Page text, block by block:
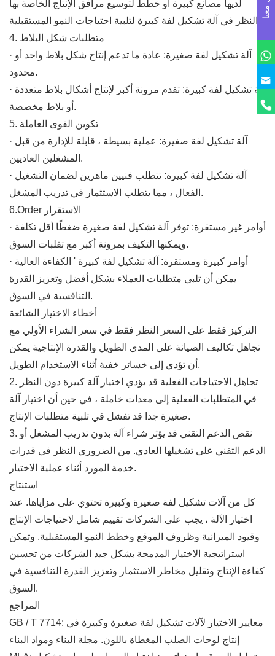
لديها مصانع كبيرة أو خطط لتوسيع مرافق الإنتاج الخاصة بها
4. متطلبات شكل البلاط
· آلة تشكيل لفة صغيرة: عادة ما تدعم إنتاج شكل بلاط واحد أو
محدود.
· آلة تشكيل لفة كبيرة: تقدم مرونة أكبر لإنتاج أشكال بلاط متعددة
أو بلاط مخصصة.
5. تكوين القوى العاملة
· آلة تشكيل لفة صغيرة: عملية بسيطة ، قابلة للإدارة من قبل
المشغلين العاديين.
· آلة تشكيل لفة كبيرة: تتطلب فنيين ماهرين لضمان التشغيل
الفعال ، مما يتطلب الاستثمار في تدريب المشغل.
6.Order الاستقرار
· أوامر غير مستقرة: توفر آلة تشكيل لفة صغيرة ضغطًا أقل تكلفة
ويمكنها التكيف بمرونة أكبر مع تقلبات السوق.
· أوامر كبيرة ومستقرة: آلة تشكيل لفة كبيرة ' الكفاءة العالية
يمكن أن تلبي متطلبات العملاء بشكل أفضل وتعزيز القدرة
التنافسية في السوق.
أخطاء الاختيار الشائعة
التركيز فقط على السعر النظر فقط في سعر الشراء الأولي مع
تجاهل تكاليف الصيانة على المدى الطويل والقدرة الإنتاجية يمكن
أن تؤدي إلى خسائر خفية أثناء الاستخدام الطويل.
2. تجاهل الاحتياجات الفعلية قد يؤدي اختيار آلة كبيرة دون النظر
في المتطلبات الفعلية إلى معدات خاملة ، في حين أن اختيار آلة
صغيرة جدا قد تفشل في تلبية متطلبات الإنتاج.
3. نقص الدعم التقني قد يؤثر شراء آلة بدون تدريب المشغل أو
الدعم التقني على تشغيلها العادي. من الضروري النظر في قدرات
خدمة المورد أثناء عملية الاختيار.
استنتاج
كل من آلات تشكيل لفة صغيرة وكبيرة تحتوي على مزاياها. عند
اختيار الآلة ، يجب على الشركات تقييم شامل لاحتياجات الإنتاج
وقيود الميزانية وظروف الموقع وخطط النمو المستقبلية. وتمكن
استراتيجية الاختيار المدمجة بشكل جيد الشركات من تحسين
كفاءة الإنتاج وتقليل مخاطر الاستثمار وتعزيز القدرة التنافسية في
السوق.
المراجع
GB / T 7714: معايير الاختيار لآلات تشكيل لفة صغيرة وكبيرة في
إنتاج لوحات الصلب المغطاة باللون. مجلة البناء ومواد البناء